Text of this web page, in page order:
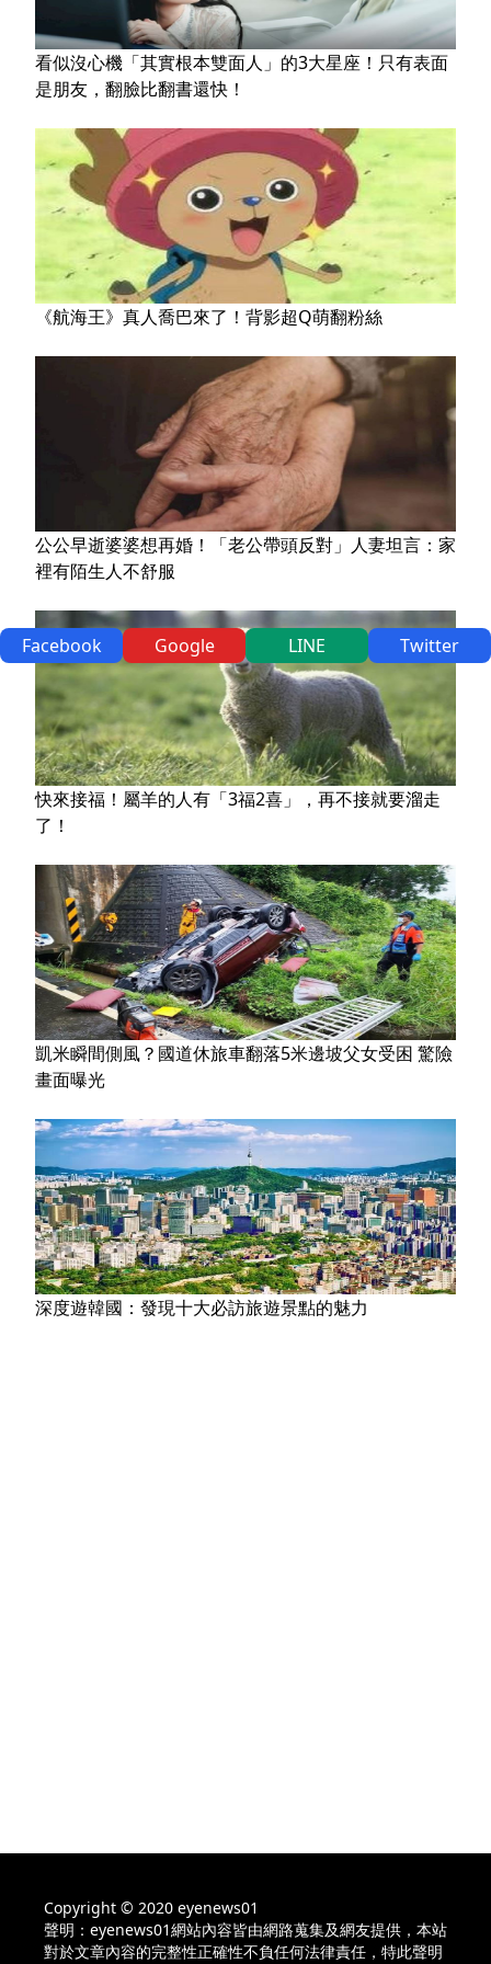
看似沒心機「其實根本雙面人」的3大星座！只有表面
是朋友，翻臉比翻書還快！
《航海王》真人喬巴來了！背影超Q萌翻粉絲
公公早逝婆婆想再婚！「老公帶頭反對」人妻坦言：家
裡有陌生人不舒服
快來接福！屬羊的人有「3福2喜」，再不接就要溜走
了！
凱米瞬間側風？國道休旅車翻落5米邊坡父女受困 驚險
畫面曝光
深度遊韓國：發現十大必訪旅遊景點的魅力
Facebook Google LINE Twitter
Copyright © 2020 eyenews01
聲明：eyenews01網站內容皆由網路蒐集及網友提供，本站
對於文章內容的完整性正確性不負任何法律責任，特此聲明